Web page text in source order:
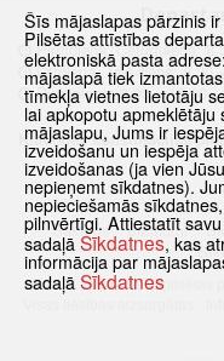
Pirmdiena, Ceturtdiena:
Otrdiena, Trešdiena: 8.30
Piektdiena: 8.30 – 15.00
Klātienes konsultācijas
Sākums Jaunumi
© 2021 Rīgas valstspilsētas
Šīs mājaslapas pārzinis
Pilsētas attīstības
elektroniskā pasta adrese:
mājaslapā tiek
tīmekļa vietnes lietotāju
lai apkopotu
mājaslapu, Jums ir
izveidošanu un iespēja
izveidošanas (ja vien
nepieņemt sīkdatnes).
nepieciešamās
pilnvērtīgi. Attiestatīt
sadaļā Sīkdatnes, kas
informācija par
sadaļā Sīkdatnes